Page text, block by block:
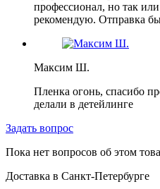
профессионал, но так
рекомендую. Отправка
Максим Ш.
Пленка огонь, спасибо
делали в детейлинге
Задать вопрос
Пока нет вопросов об этом
Доставка в Санкт-Петербурге